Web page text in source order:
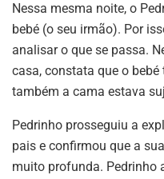
Nessa mesma noite, o
bebé (o seu irmão). Por
analisar o que se passa.
casa, constata que o
também a cama estava
Pedrinho prosseguiu a
pais e confirmou que a
muito profunda. Pedrinho